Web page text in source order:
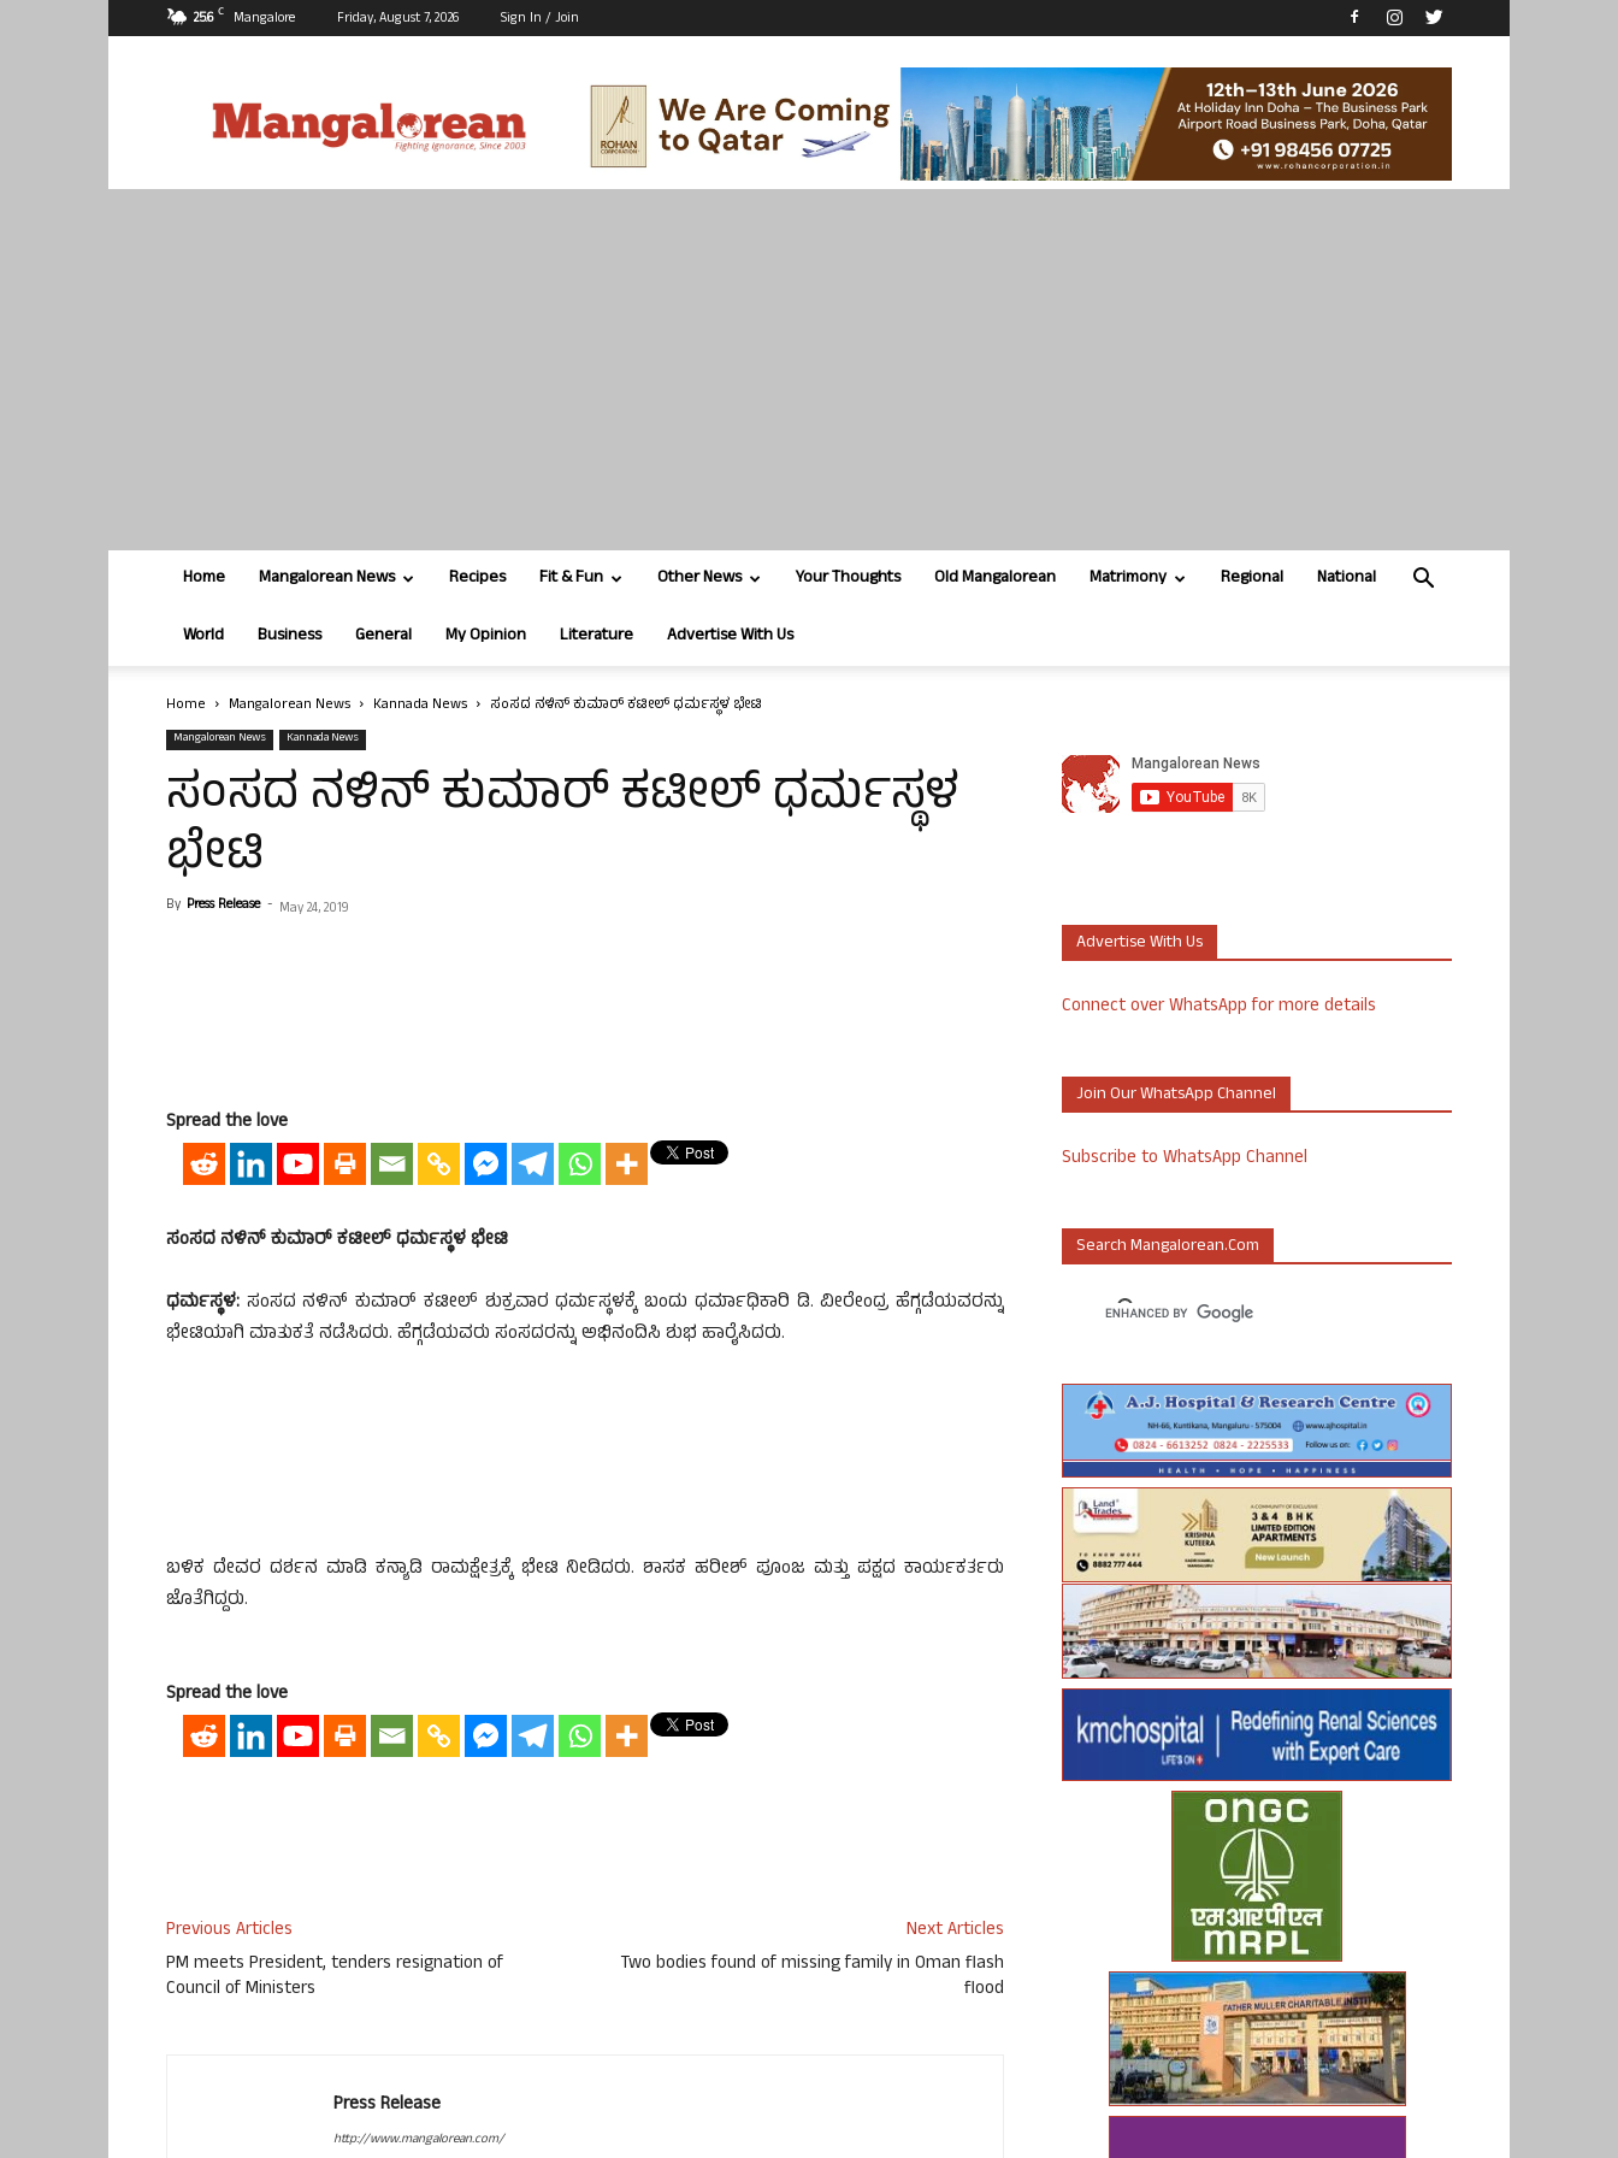
25.6 C Mangalore Friday, August 7, 2026 Sign In / Join
Home Mangalorean News Recipes Fit & Fun Other News Your Thoughts Old Mangalorean Matrimony Regional National
World Business General My Opinion Literature Advertise With Us
Home Mangalorean News Kannada News ಸಂಸದ ನಳಿನ್ ಕುಮಾರ್ ಕಟೀಲ್ ಧರ್ಮಸ್ಥಳ ಭೇಟಿ
Mangalorean News Kannada News
ಸಂಸದ ನಳಿನ್ ಕುಮಾರ್ ಕಟೀಲ್ ಧರ್ಮಸ್ಥಳ
ಭೇಟಿ
By Press Release - May 24, 2019
Spread the love
ಸಂಸದ ನಳಿನ್ ಕುಮಾರ್ ಕಟೀಲ್ ಧರ್ಮಸ್ಥಳ ಭೇಟಿ
ಧರ್ಮಸ್ಥಳ: ಸಂಸದ ನಳಿನ್ ಕುಮಾರ್ ಕಟೀಲ್ ಶುಕ್ರವಾರ ಧರ್ಮಸ್ಥಳಕ್ಕೆ ಬಂದು ಧರ್ಮಾಧಿಕಾರಿ ಡಿ. ವೀರೇಂದ್ರ ಹೆಗ್ಗಡೆಯವರನ್ನು
ಭೇಟಿಯಾಗಿ ಮಾತುಕತೆ ನಡೆಸಿದರು. ಹೆಗ್ಗಡೆಯವರು ಸಂಸದರನ್ನು ಅಭಿನಂದಿಸಿ ಶುಭ ಹಾರೈಸಿದರು.
ಬಳಿಕ ದೇವರ ದರ್ಶನ ಮಾಡಿ ಕನ್ಯಾಡಿ ರಾಮಕ್ಷೇತ್ರಕ್ಕೆ ಭೇಟಿ ನೀಡಿದರು. ಶಾಸಕ ಹರೀಶ್ ಪೂಂಜ ಮತ್ತು ಪಕ್ಷದ ಕಾರ್ಯಕರ್ತರು
ಜೊತೆಗಿದ್ದರು.
Spread the love
Previous Articles
PM meets President, tenders resignation of
Council of Ministers
Next Articles
Two bodies found of missing family in Oman flash
flood
Press Release
http://www.mangalorean.com/
Advertise With Us
Connect over WhatsApp for more details
Join Our WhatsApp Channel
Subscribe to WhatsApp Channel
Search Mangalorean.com